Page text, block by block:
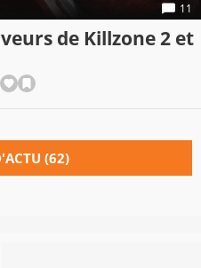
11
de Killzone 2 et
(62)